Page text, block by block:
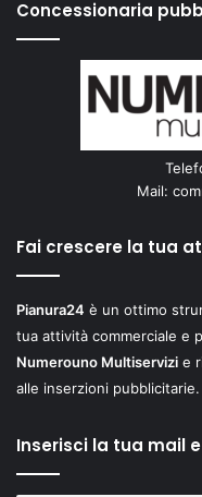
Concessionaria
Mail:
Fai crescere la tua
Pianura24 è un ottimo
tua attività commerciale e
Numerouno Multiservizi e
alle inserzioni pubblicitarie.
Inserisci la tua mail